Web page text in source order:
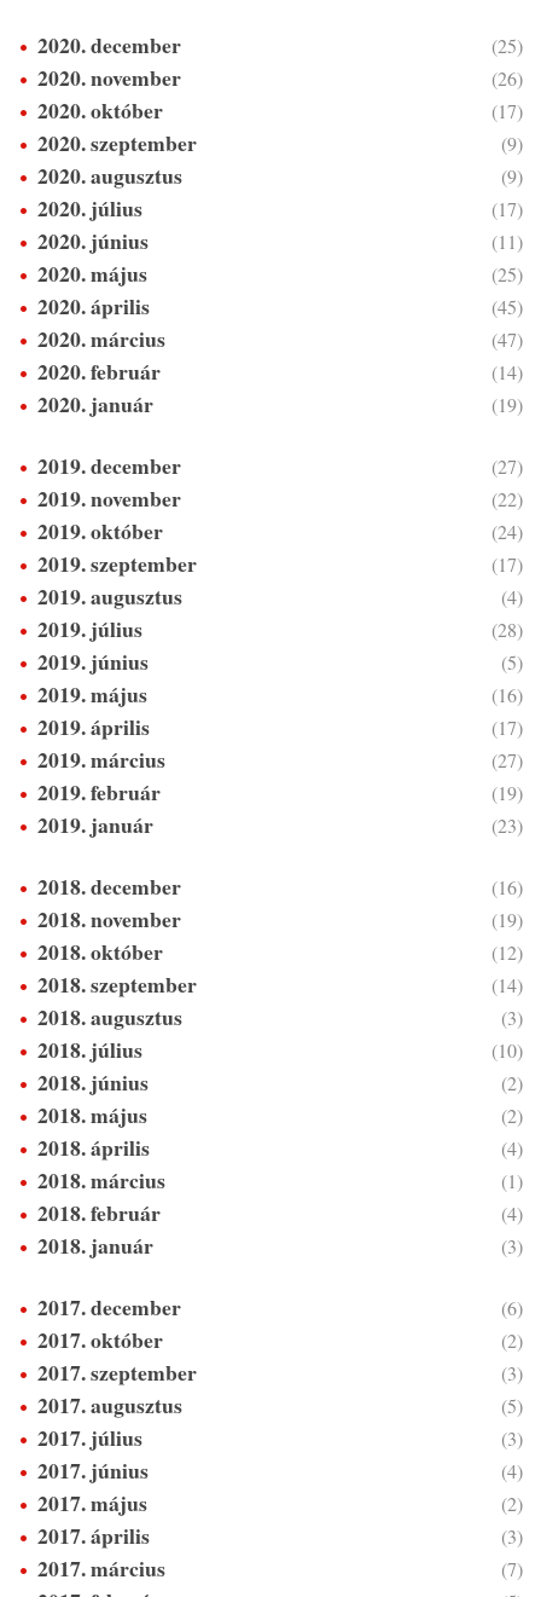
2020. december (25)
2020. november (26)
2020. október (17)
2020. szeptember (9)
2020. augusztus (9)
2020. július (17)
2020. június (11)
2020. május (25)
2020. április (45)
2020. március (47)
2020. február (14)
2020. január (19)
2019. december (27)
2019. november (22)
2019. október (24)
2019. szeptember (17)
2019. augusztus (4)
2019. július (28)
2019. június (5)
2019. május (16)
2019. április (17)
2019. március (27)
2019. február (19)
2019. január (23)
2018. december (16)
2018. november (19)
2018. október (12)
2018. szeptember (14)
2018. augusztus (3)
2018. július (10)
2018. június (2)
2018. május (2)
2018. április (4)
2018. március (1)
2018. február (4)
2018. január (3)
2017. december (6)
2017. október (2)
2017. szeptember (3)
2017. augusztus (5)
2017. július (3)
2017. június (4)
2017. május (2)
2017. április (3)
2017. március (7)